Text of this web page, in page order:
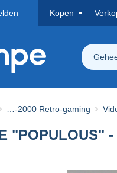
Kopen
…-2000 Retro-gaming
"POPULOUS"